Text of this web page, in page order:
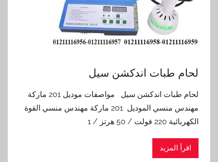
لحام طبات اندكشن سيل
لحام طبات اندكشن سيل مواصفات موديل 201 ماركة
مهندس منسي الموديل 201 ماركة مهندس منسي القوة
الكهربائية 220 فولت / 50 هرتز / 1
اقرأ المزيد